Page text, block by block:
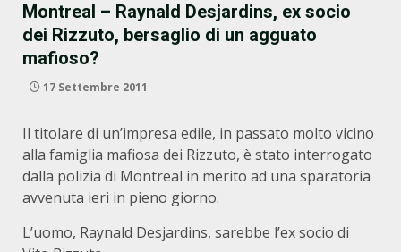
Montreal – Raynald Desjardins, ex socio
dei Rizzuto, bersaglio di un agguato
mafioso?
17 Settembre 2011
Il titolare di un’impresa edile, in passato molto vicino
alla famiglia mafiosa dei Rizzuto, è stato interrogato
dalla polizia di Montreal in merito ad una sparatoria
avvenuta ieri in pieno giorno.
L’uomo, Raynald Desjardins, sarebbe l’ex socio di